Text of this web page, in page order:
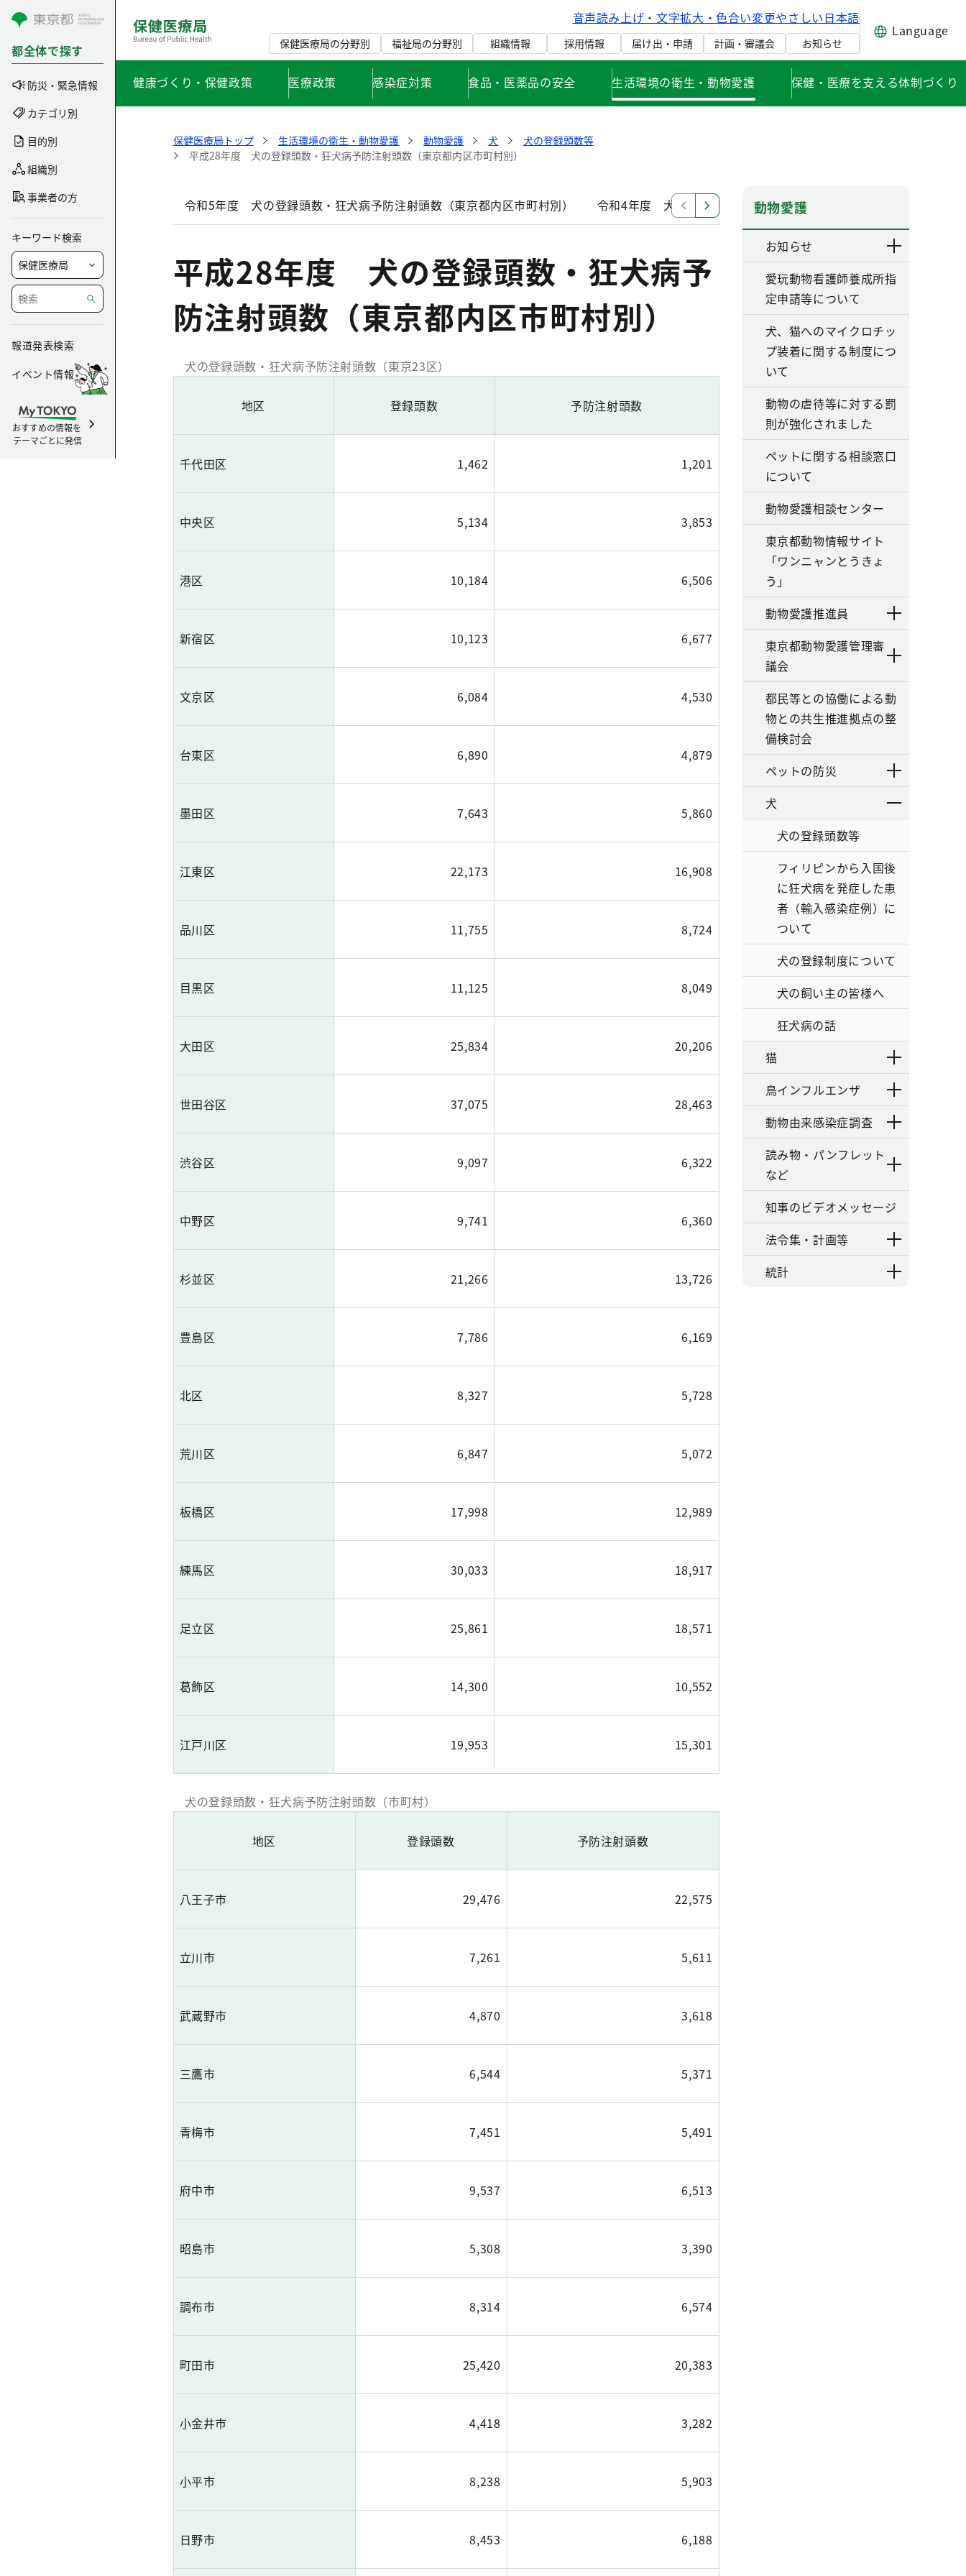
コンテンツにスキップ
都全体で探す
防災・緊急情報
カテゴリ別
目的別
組織別
事業者の方
キーワード検索
報道発表検索
イベント情報
おすすめの情報を
テーマごとに発信
音声読み上げ・文字拡大・色合い変更やさしい日本語
保健医療局の分野別 福祉局の分野別 組織情報 採用情報 届け出・申請 計画・審議会 お知らせ
Language
健康づくり・保健政策 医療政策 感染症対策 食品・医薬品の安全 生活環境の衛生・動物愛護 保健・医療を支える体制づくり
保健医療局トップ 生活環境の衛生・動物愛護 動物愛護 犬
犬の登録頭数等
平成28年度 犬の登録頭数・狂犬病予防注射頭数（東京都内区市町村別）
令和5年度 犬の登録頭数・狂犬病予防注射頭数（東京都内区市町村別） 令和4年度 犬の登録頭数・狂犬病予防注射頭数（東京都内区市町村
平成28年度 犬の登録頭数・狂犬病予
防注射頭数（東京都内区市町村別）
犬の登録頭数・狂犬病予防注射頭数（東京23区）
地区 登録頭数 予防注射頭数
千代田区 1,462 1,201
中央区 5,134 3,853
港区 10,184 6,506
新宿区 10,123 6,677
文京区 6,084 4,530
台東区 6,890 4,879
墨田区 7,643 5,860
江東区 22,173 16,908
品川区 11,755 8,724
目黒区 11,125 8,049
大田区 25,834 20,206
世田谷区 37,075 28,463
渋谷区 9,097 6,322
中野区 9,741 6,360
杉並区 21,266 13,726
豊島区 7,786 6,169
北区 8,327 5,728
荒川区 6,847 5,072
板橋区 17,998 12,989
練馬区 30,033 18,917
足立区 25,861 18,571
葛飾区 14,300 10,552
江戸川区 19,953 15,301
犬の登録頭数・狂犬病予防注射頭数（市町村）
地区 登録頭数 予防注射頭数
八王子市 29,476 22,575
立川市 7,261 5,611
武蔵野市 4,870 3,618
三鷹市 6,544 5,371
青梅市 7,451 5,491
府中市 9,537 6,513
昭島市 5,308 3,390
調布市 8,314 6,574
町田市 25,420 20,383
小金井市 4,418 3,282
小平市 8,238 5,903
日野市 8,453 6,188
動物愛護
お知らせ
愛玩動物看護師養成所指
定申請等について
犬、猫へのマイクロチッ
プ装着に関する制度につ
いて
動物の虐待等に対する罰
則が強化されました
ペットに関する相談窓口
について
動物愛護相談センター
東京都動物情報サイト
「ワンニャンとうきょ
う」
動物愛護推進員
東京都動物愛護管理審
議会
都民等との協働による動
物との共生推進拠点の整
備検討会
ペットの防災
犬
犬の登録頭数等
フィリピンから入国後
に狂犬病を発症した患
者（輸入感染症例）に
ついて
犬の登録制度について
犬の飼い主の皆様へ
狂犬病の話
猫
鳥インフルエンザ
動物由来感染症調査
読み物・パンフレット
など
知事のビデオメッセージ
法令集・計画等
統計